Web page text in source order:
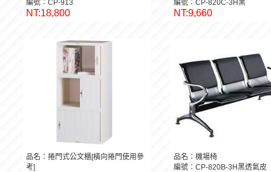
編號：CP-913
NT:18,800
編號：CP-820C-3H黑
NT:9,660
品名：捲門式公文櫃[橫向捲門使用參
考]
品名：機場椅
編號：CP-820B-3H黑透氣皮